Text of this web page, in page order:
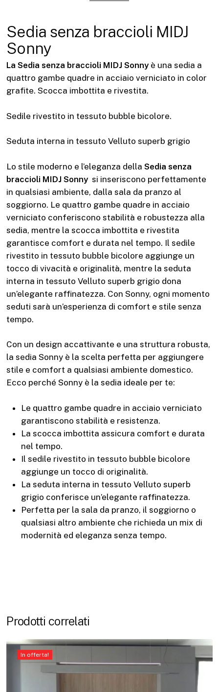
Sedia senza braccioli MIDJ
Sonny
La Sedia senza braccioli MIDJ Sonny è una sedia a
quattro gambe quadre in acciaio verniciato in color
grafite. Scocca imbottita e rivestita.
Sedile rivestito in tessuto bubble bicolore.
Seduta interna in tessuto Velluto superb grigio
Lo stile moderno e l’eleganza dellaSedia senza
braccioli MIDJ Sonny si inseriscono perfettamente
in qualsiasi ambiente, dalla sala da pranzo al
soggiorno. Le quattro gambe quadre in acciaio
verniciato conferiscono stabilità e robustezza alla
sedia, mentre la scocca imbottita e rivestita
garantisce comfort e durata nel tempo. Il sedile
rivestito in tessuto bubble bicolore aggiunge un
tocco di vivacità e originalità, mentre la seduta
interna in tessuto Velluto superb grigio dona
un’elegante raffinatezza. Con Sonny, ogni momento
seduti sarà un’esperienza di comfort e stile senza
tempo.
Con un design accattivante e una struttura robusta,
la sedia Sonny è la scelta perfetta per aggiungere
stile e comfort a qualsiasi ambiente domestico.
Ecco perché Sonny è la sedia ideale per te:
Le quattro gambe quadre in acciaio verniciato
garantiscono stabilità e resistenza.
La scocca imbottita assicura comfort e durata
nel tempo.
Il sedile rivestito in tessuto bubble bicolore
aggiunge un tocco di originalità.
La seduta interna in tessuto Velluto superb
grigio conferisce un’elegante raffinatezza.
Perfetta per la sala da pranzo, il soggiorno o
qualsiasi altro ambiente che richieda un mix di
modernità ed eleganza senza tempo.
Prodotti correlati
In offerta!